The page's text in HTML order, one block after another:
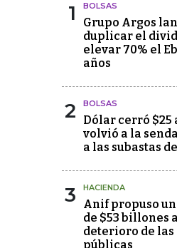
1 BOLSAS
Grupo Argos
duplicar el
elevar 70% el
años
2 BOLSAS
Dólar cerró $25
volvió a la
a las subastas
3 HACIENDA
Anif propuso
de $53 billones
deterioro de las
públicas